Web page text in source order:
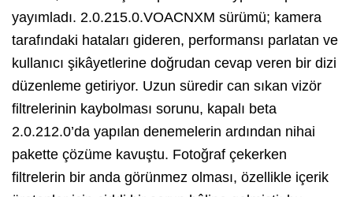
yayımladı. 2.0.215.0.VOACNXM sürümü; kamera
tarafındaki hataları gideren, performansı parlatan ve
kullanıcı şikâyetlerine doğrudan cevap veren bir dizi
düzenleme getiriyor. Uzun süredir can sıkan vizör
filtrelerinin kaybolması sorunu, kapalı beta
2.0.212.0’da yapılan denemelerin ardından nihai
pakette çözüme kavuştu. Fotoğraf çekerken
filtrelerin bir anda görünmez olması, özellikle içerik